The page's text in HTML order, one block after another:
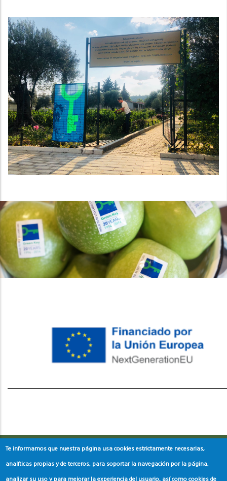
레딧 다운로드coloring pages printableinstagram reels
Te informamos que nuestra página usa cookies estrictamente necesarias,
analíticas propias y de terceros, para soportar la navegación por la página,